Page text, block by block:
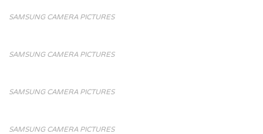
SAMSUNG CAMERA PICTURES
SAMSUNG CAMERA PICTURES
SAMSUNG CAMERA PICTURES
SAMSUNG CAMERA PICTURES